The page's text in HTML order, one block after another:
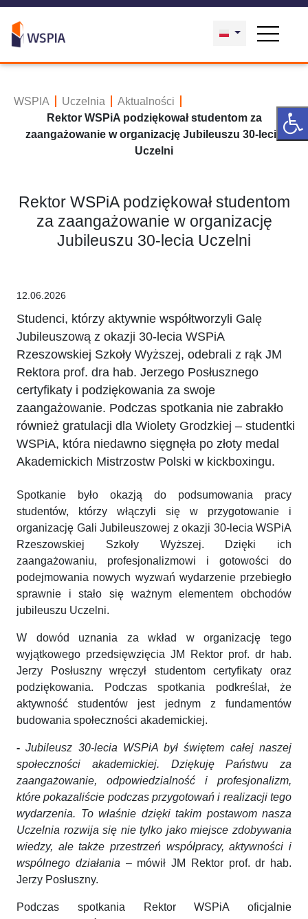
WSPIA Uczelnia
Aktualności
Rektor WSPiA podziękował studentom za
zaangażowanie w organizację Jubileuszu 30-lecia
Uczelni
Rektor WSPiA podziękował studentom
za zaangażowanie w organizację
Jubileuszu 30-lecia Uczelni
12.06.2026
Studenci, którzy aktywnie współtworzyli Galę
Jubileuszową z okazji 30-lecia WSPiA
Rzeszowskiej Szkoły Wyższej, odebrali z rąk JM
Rektora prof. dra hab. Jerzego Posłusznego
certyfikaty i podziękowania za swoje
zaangażowanie. Podczas spotkania nie zabrakło
również gratulacji dla Wiolety Grodzkiej – studentki
WSPiA, która niedawno sięgnęła po złoty medal
Akademickich Mistrzostw Polski w kickboxingu.
Spotkanie było okazją do podsumowania pracy
studentów, którzy włączyli się w przygotowanie i
organizację Gali Jubileuszowej z okazji 30-lecia WSPiA
Rzeszowskiej Szkoły Wyższej. Dzięki ich
zaangażowaniu, profesjonalizmowi i gotowości do
podejmowania nowych wyzwań wydarzenie przebiegło
sprawnie i stało się ważnym elementem obchodów
jubileuszu Uczelni.
W dowód uznania za wkład w organizację tego
wyjątkowego przedsięwzięcia JM Rektor prof. dr hab.
Jerzy Posłuszny wręczył studentom certyfikaty oraz
podziękowania. Podczas spotkania podkreślał, że
aktywność studentów jest jednym z fundamentów
budowania społeczności akademickiej.
-Jubileusz 30-lecia WSPiA był świętem całej naszej
społeczności akademickiej. Dziękuję Państwu za
zaangażowanie, odpowiedzialność i profesjonalizm,
które pokazaliście podczas przygotowań i realizacji tego
wydarzenia. To właśnie dzięki takim postawom nasza
Uczelnia rozwija się nie tylko jako miejsce zdobywania
wiedzy, ale także przestrzeń współpracy, aktywności i
wspólnego działania – mówił JM Rektor prof. dr hab.
Jerzy Posłuszny.
Podczas spotkania Rektor WSPiA oficjalnie